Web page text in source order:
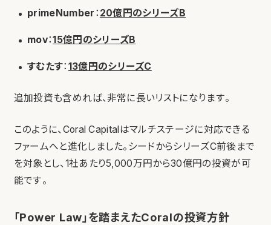
primeNumber ： 20億円のシリーズB
mov：15億円のシリーズB
すむたす： 13億円のシリーズC
追加投資も含めれば、非常に長いリストになります。
このように、Coral Capitalはマルチステージに対応できる
ファームへと進化しました。シードからシリーズC前後まで
を対象とし、1社あたり5,000万円から30億円の投資が可
能です。
「Power Law」を踏まえたCoralの投資方針